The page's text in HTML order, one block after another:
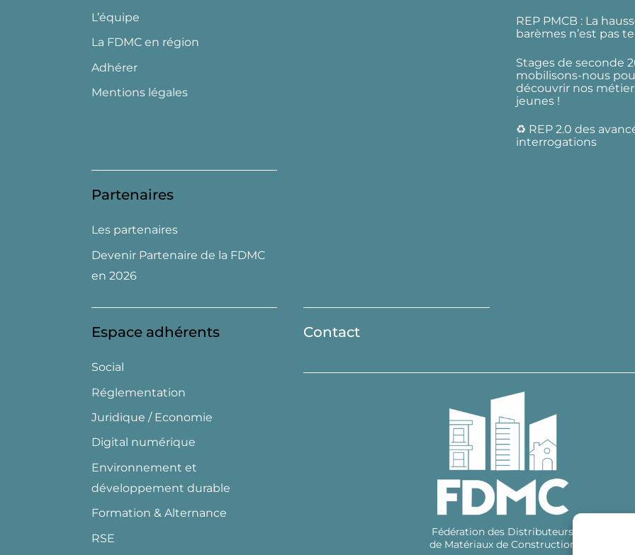
L’équipe
La FDMC en région
Adhérer
Mentions légales
REP PMCB : La
barèmes n’est pas
Stages de seconde
mobilisons-nous
découvrir nos
jeunes !
♻️ REP 2.0 des
interrogations
Partenaires
Les partenaires
Devenir Partenaire de la FDMC
en 2026
Espace adhérents
Social
Réglementation
Juridique / Economie
Digital numérique
Environnement et
développement durable
Formation & Alternance
RSE
Contact
Fédération des Distributeurs
de Matériaux de Construction